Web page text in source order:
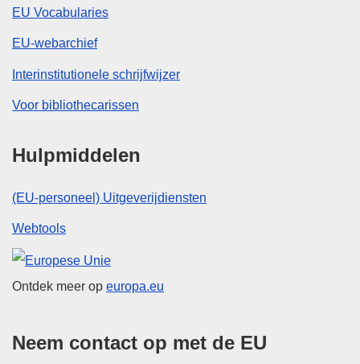
EU Vocabularies
EU-webarchief
Interinstitutionele schrijfwijzer
Voor bibliothecarissen
Hulpmiddelen
(EU-personeel) Uitgeverijdiensten
Webtools
Europese Unie
Ontdek meer op europa.eu
Neem contact op met de EU